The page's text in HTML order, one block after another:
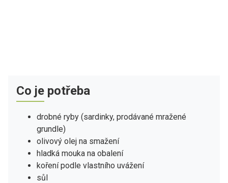
Co je potřeba
drobné ryby (sardinky, prodávané mražené
grundle)
olivový olej na smažení
hladká mouka na obalení
koření podle vlastního uvážení
sůl